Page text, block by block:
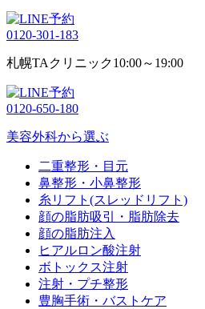
0120-301-183
札幌TAクリニック10:00～19:00
0120-650-180
美容外科から選ぶ
二重整形・目元
鼻整形・小鼻整形
糸リフト(スレッドリフト)
顔の脂肪吸引・脂肪除去
顔の脂肪注入
ヒアルロン酸注射
ボトックス注射
注射・プチ整形
豊胸手術・バストケア